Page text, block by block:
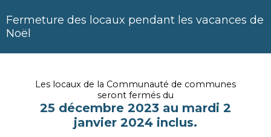
Fermeture des locaux pendant les vacances de
Noël
Les locaux de la Communauté de communes
seront fermés du
25 décembre 2023 au mardi 2
janvier 2024 inclus.